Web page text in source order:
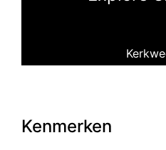
Kenmerken